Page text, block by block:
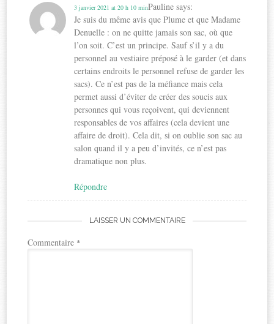
Pauline says:
3 janvier 2021 at 20 h 10 min
Je suis du même avis que Plume et que Madame
Denuelle : on ne quitte jamais son sac, où que
l’on soit. C’est un principe. Sauf s’il y a du
personnel au vestiaire préposé à le garder (et dans
certains endroits le personnel refuse de garder les
sacs). Ce n’est pas de la méfiance mais cela
permet aussi d’éviter de créer des soucis aux
personnes qui vous reçoivent, qui deviennent
responsables de vos affaires (cela devient une
affaire de droit). Cela dit, si on oublie son sac au
salon quand il y a peu d’invités, ce n’est pas
dramatique non plus.
Répondre
LAISSER UN COMMENTAIRE
Commentaire *